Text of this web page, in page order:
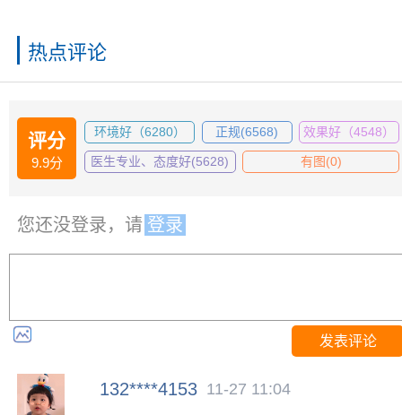
热点评论
评分
9.9分
环境好（6280） 正规(6568) 效果好（4548）
医生专业、态度好(5628) 有图(0)
您还没登录，请 登录
发表评论
132****4153 11-27 11:04